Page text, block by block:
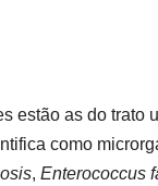
estão as do trato
como
, Enterococcus